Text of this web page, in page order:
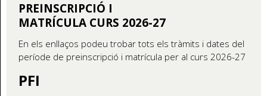
PREINSCRIPCIÓ I
MATRÍCULA CURS 2026-27
En els enllaços podeu trobar tots els tràmits i dates del
període de preinscripció i matrícula per al curs 2026-27
PFI